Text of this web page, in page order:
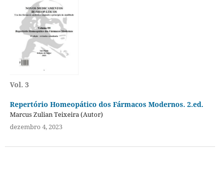
Vol. 3
Repertório Homeopático dos Fármacos Modernos. 2.ed.
Marcus Zulian Teixeira (Autor)
dezembro 4, 2023